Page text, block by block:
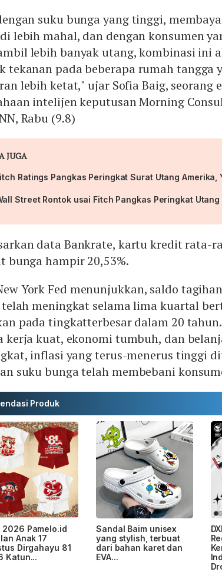
suku bunga yang tinggi,
lebih mahal, dan dengan konsumen
lebih banyak utang, kombinasi ini
tekanan pada beberapa rumah tangga
lebih ketat," ujar Sofia Baig, seorang
intelijen keputusan Morning
Rabu (9.8)
JUGA
Ratings Pangkas Peringkat Surat Utang Amerika,
Street Rontok usai Fitch Pangkas Peringkat Utang
data Bankrate, kartu kredit rata-
bunga hampir 20,53%.
York Fed menunjukkan, saldo
meningkat selama lima kuartal
pada tingkatterbesar dalam 20
kerja kuat, ekonomi tumbuh, dan
inflasi yang terus-menerus tinggi
suku bunga telah membebani
Produk
2026 Pamelo.id
Anak 17
Dirgahayu 81
Katun...
Sandal Baim unisex
yang stylish, terbuat
dari bahan karet dan
EVA...